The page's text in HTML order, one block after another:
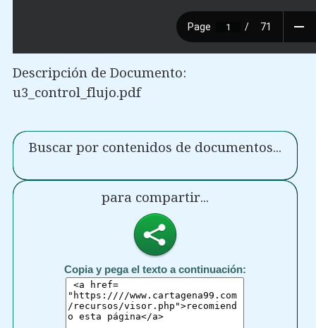
Descripción de Documento:
u3_control_flujo.pdf
Buscar por contenidos de documentos...
para compartir...
Copia y pega el texto a continuación: